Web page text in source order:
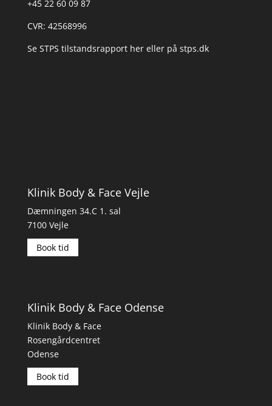
+45 22 60 09 87
CVR: 42568996
Se STPS tilstandsrapport hereller på stps.dk
Klinik Body & Face Vejle
Dæmningen 34.C 1. sal
7100 Vejle
Book tid
Klinik Body & Face Odense
Klinik Body & Face
Rosengårdcentret
Odense
Book tid